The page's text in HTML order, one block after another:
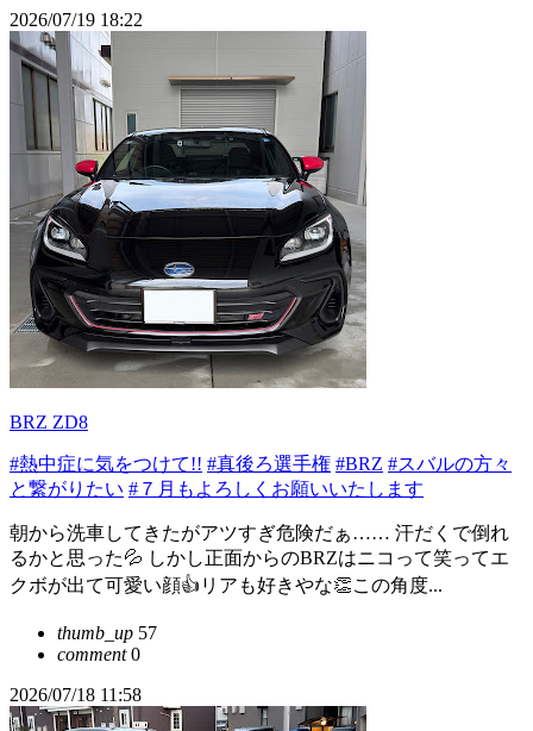
2026/07/19 18:22
BRZ ZD8
#熱中症に気をつけて!! #真後ろ選手権 #BRZ #スバルの方々
と繋がりたい #７月もよろしくお願いいたします
朝から洗車してきたがアツすぎ危険だぁ…… 汗だくで倒れ
るかと思った💦 しかし正面からのBRZはニコって笑ってエ
クボが出て可愛い顔👍リアも好きやな👏この角度...
thumb_up 57
comment0
2026/07/18 11:58